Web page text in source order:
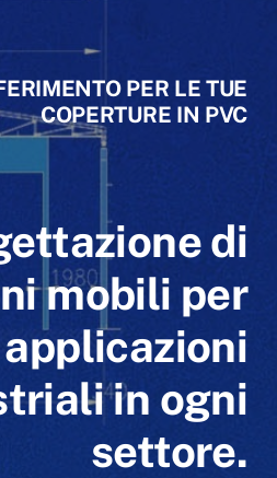
PER LE TUE
COPERTURE IN PVC
di
mobili per
applicazioni
in ogni
settore.